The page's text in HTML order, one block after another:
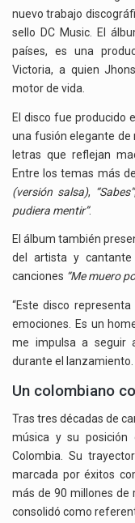
nuevo trabajo
sello DC Music. El
países, es una
Victoria, a quien
motor de vida.
El disco fue producido
una fusión elegante de
letras que reflejan
Entre los temas más
(versión salsa), “Sabes”,
pudiera mentir”.
El álbum también
del artista y
canciones “Me muero
“Este disco
emociones. Es un
me impulsa a seguir
durante el lanzamiento.
Un colombiano
Tras tres décadas de
música y su posición
Colombia. Su
marcada por éxitos
más de 90 millones de
consolidó como